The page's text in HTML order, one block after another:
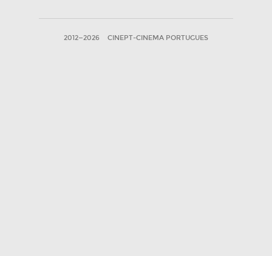
2012—2026 CINEPT-CINEMA PORTUGUES